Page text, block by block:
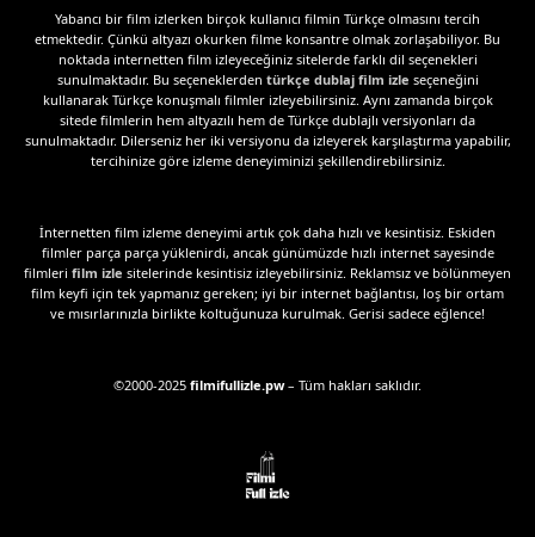
Yabancı bir film izlerken birçok kullanıcı filmin Türkçe olmasını tercih
etmektedir. Çünkü altyazı okurken filme konsantre olmak zorlaşabiliyor. Bu
noktada internetten film izleyeceğiniz sitelerde farklı dil seçenekleri
sunulmaktadır. Bu seçeneklerden türkçe dublaj film izle seçeneğini
kullanarak Türkçe konuşmalı filmler izleyebilirsiniz. Aynı zamanda birçok
sitede filmlerin hem altyazılı hem de Türkçe dublajlı versiyonları da
sunulmaktadır. Dilerseniz her iki versiyonu da izleyerek karşılaştırma yapabilir,
tercihinize göre izleme deneyiminizi şekillendirebilirsiniz.
İnternetten film izleme deneyimi artık çok daha hızlı ve kesintisiz. Eskiden
filmler parça parça yüklenirdi, ancak günümüzde hızlı internet sayesinde
filmleri film izle sitelerinde kesintisiz izleyebilirsiniz. Reklamsız ve bölünmeyen
film keyfi için tek yapmanız gereken; iyi bir internet bağlantısı, loş bir ortam
ve mısırlarınızla birlikte koltuğunuza kurulmak. Gerisi sadece eğlence!
©2000-2025 filmifullizle.pw– Tüm hakları saklıdır.